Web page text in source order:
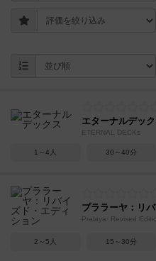
エターナルデッ
ETERNAL DECKs
1～4人 30～40分
プララーヤ：リ
Pralaya: Revised
2～5人 15～30分